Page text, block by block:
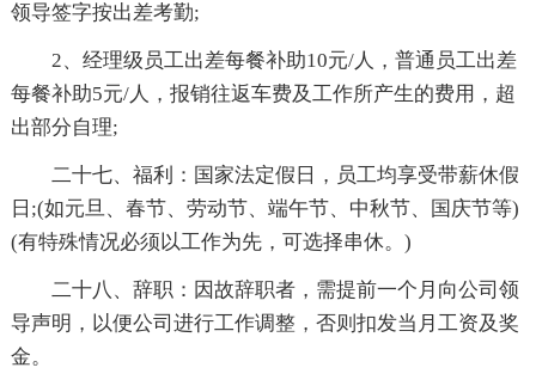
领导签字按出差考勤;
2、经理级员工出差每餐补助10元/人，普通员工出差
每餐补助5元/人，报销往返车费及工作所产生的费用，超
出部分自理;
二十七、福利：国家法定假日，员工均享受带薪休假
日;(如元旦、春节、劳动节、端午节、中秋节、国庆节等)
(有特殊情况必须以工作为先，可选择串休。)
二十八、辞职：因故辞职者，需提前一个月向公司领
导声明，以便公司进行工作调整，否则扣发当月工资及奖
金。